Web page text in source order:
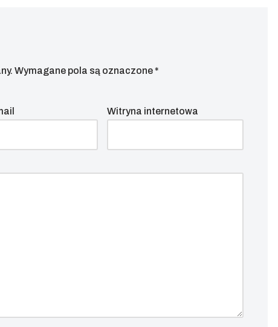
Wymagane pola są oznaczone*
Witryna internetowa